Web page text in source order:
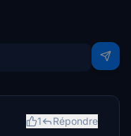
1 Répondre